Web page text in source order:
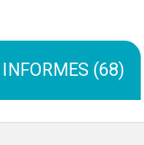
(68)